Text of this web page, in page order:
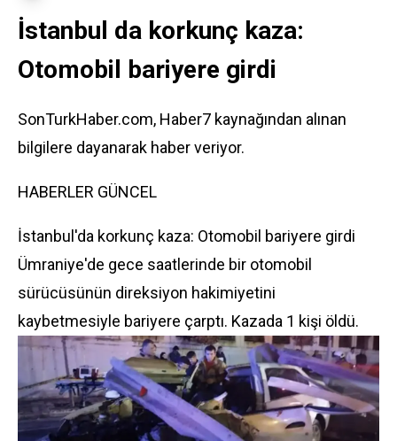
İstanbul da korkunç kaza:
Otomobil bariyere girdi
SonTurkHaber.com, Haber7 kaynağından alınan
bilgilere dayanarak haber veriyor.
HABERLER GÜNCEL
İstanbul'da korkunç kaza: Otomobil bariyere girdi
Ümraniye'de gece saatlerinde bir otomobil
sürücüsünün direksiyon hakimiyetini
kaybetmesiyle bariyere çarptı. Kazada 1 kişi öldü.